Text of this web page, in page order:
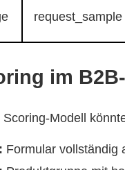
request_sample
im
Modell
Formular vollständig